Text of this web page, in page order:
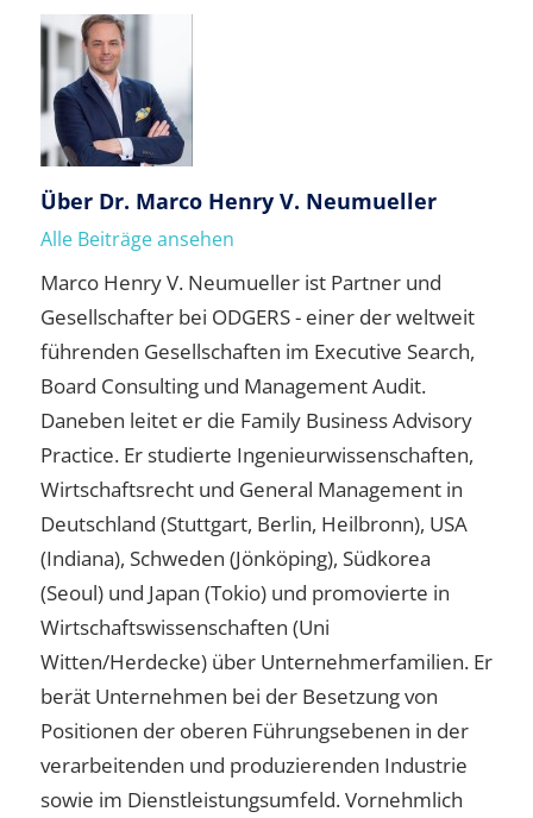
Über Dr. Marco Henry V. Neumueller
Alle Beiträge ansehen
Marco Henry V. Neumueller ist Partner und
Gesellschafter bei ODGERS - einer der weltweit
führenden Gesellschaften im Executive Search,
Board Consulting und Management Audit.
Daneben leitet er die Family Business Advisory
Practice. Er studierte Ingenieurwissenschaften,
Wirtschaftsrecht und General Management in
Deutschland (Stuttgart, Berlin, Heilbronn), USA
(Indiana), Schweden (Jönköping), Südkorea
(Seoul) und Japan (Tokio) und promovierte in
Wirtschaftswissenschaften (Uni
Witten/Herdecke) über Unternehmerfamilien. Er
berät Unternehmen bei der Besetzung von
Positionen der oberen Führungsebenen in der
verarbeitenden und produzierenden Industrie
sowie im Dienstleistungsumfeld. Vornehmlich